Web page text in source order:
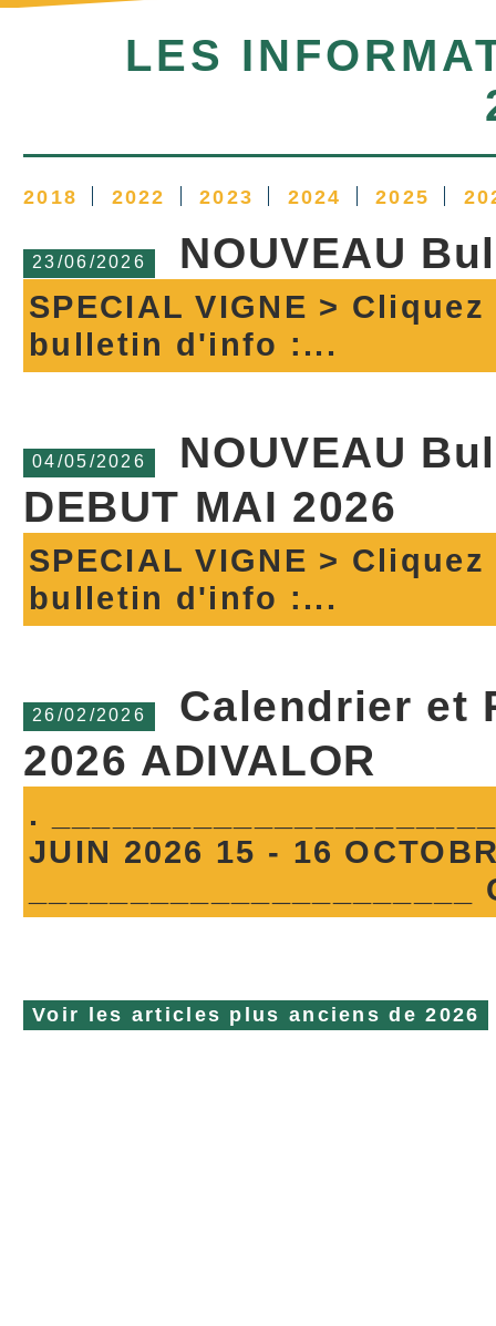
LES
2018 2022 2023 2024 2025
23/06/2026 NOUVEAU
SPECIAL VIGNE >
bulletin d'info :...
04/05/2026
NOUVEAU
DEBUT MAI 2026
SPECIAL VIGNE >
bulletin d'info :...
26/02/2026
Calendrier et
2026 ADIVALOR
.
JUIN 2026 15 - 16
Voir les articles plus anciens de2026